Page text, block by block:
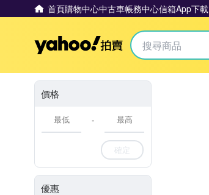
首頁購物中心中古車帳務中心信箱App下載
Yahoo拍賣
價格
-
確定
優惠